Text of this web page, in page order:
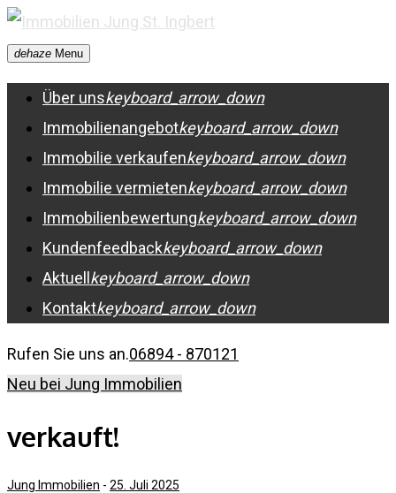
Skip
to
content
dehaze Menu
Über unskeyboard_arrow_down
Immobilienangebotkeyboard_arrow_down
Immobilie verkaufenkeyboard_arrow_down
Immobilie vermietenkeyboard_arrow_down
Immobilienbewertungkeyboard_arrow_down
Kundenfeedbackkeyboard_arrow_down
Aktuell keyboard_arrow_down
Kontaktkeyboard_arrow_down
Rufen Sie uns an.06894 - 870121
Neu bei Jung Immobilien
verkauft!
Jung Immobilien - 25. Juli 2025